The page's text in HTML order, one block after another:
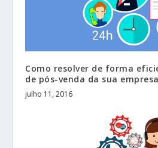
Como resolver de forma
de pós-venda da sua empresa
julho 11, 2016